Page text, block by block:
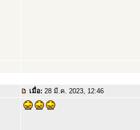
เมื่อ: 28 มี.ค. 2023, 12:46